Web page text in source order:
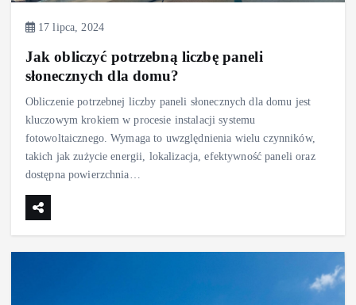
17 lipca, 2024
Jak obliczyć potrzebną liczbę paneli
słonecznych dla domu?
Obliczenie potrzebnej liczby paneli słonecznych dla domu jest
kluczowym krokiem w procesie instalacji systemu
fotowoltaicznego. Wymaga to uwzględnienia wielu czynników,
takich jak zużycie energii, lokalizacja, efektywność paneli oraz
dostępna powierzchnia…